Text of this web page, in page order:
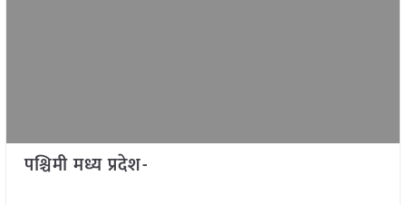
पश्चिमी मध्य प्रदेश-